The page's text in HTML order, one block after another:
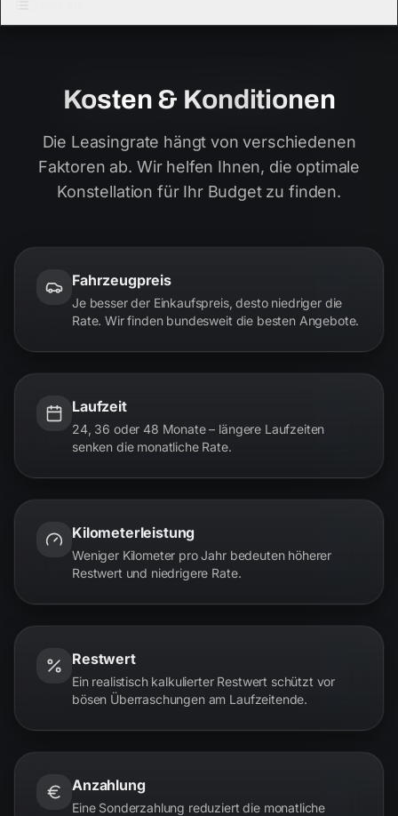
Kosten & Konditionen
Die Leasingrate hängt von verschiedenen
Faktoren ab. Wir helfen Ihnen, die optimale
Konstellation für Ihr Budget zu finden.
Fahrzeugpreis
Je besser der Einkaufspreis, desto niedriger die
Rate. Wir finden bundesweit die besten Angebote.
Laufzeit
24, 36 oder 48 Monate – längere Laufzeiten
senken die monatliche Rate.
Kilometerleistung
Weniger Kilometer pro Jahr bedeuten höherer
Restwert und niedrigere Rate.
Restwert
Ein realistisch kalkulierter Restwert schützt vor
bösen Überraschungen am Laufzeitende.
Anzahlung
Eine Sonderzahlung reduziert die monatliche